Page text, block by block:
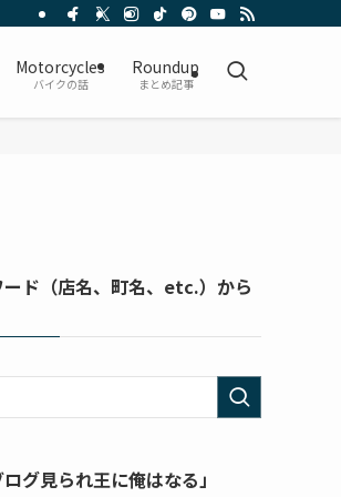
Motorcycles
バイクの話
Roundup
まとめ記事
ード（店名、町名、etc.）から
ログ見られ王に俺はなる」